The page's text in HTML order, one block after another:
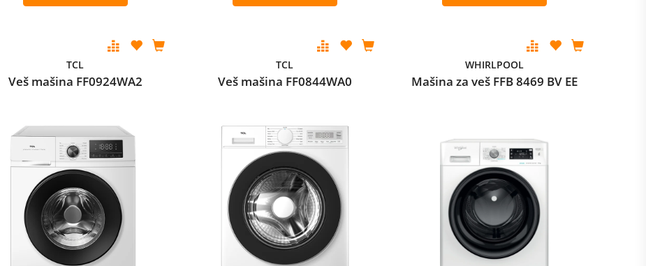
TCL
Veš mašina FF0924WA2
TCL
Veš mašina FF0844WA0
WHIRLPOOL
Mašina za veš FFB 8469 BV EE